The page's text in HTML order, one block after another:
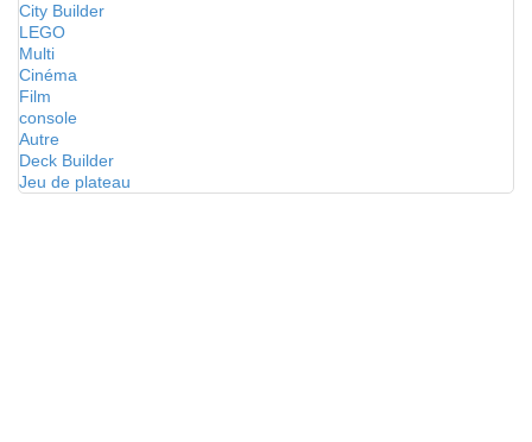
City Builder
LEGO
Multi
Cinéma
Film
console
Autre
Deck Builder
Jeu de plateau